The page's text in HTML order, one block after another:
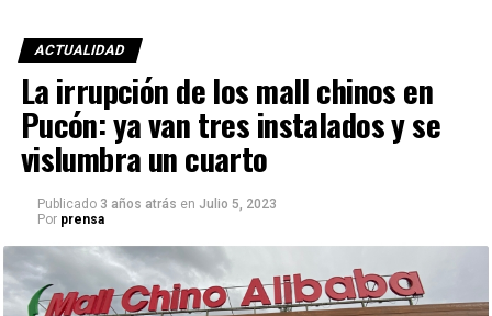
ACTUALIDAD
La irrupción de los mall chinos en
Pucón: ya van tres instalados y se
vislumbra un cuarto
Publicado 3 años atrás en Julio 5, 2023
Por prensa